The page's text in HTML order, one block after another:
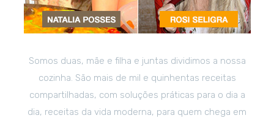
Somos duas, mãe e filha e juntas dividimos a nossa
cozinha. São mais de mil e quinhentas receitas
compartilhadas, com soluções práticas para o dia a
dia, receitas da vida moderna, para quem chega em